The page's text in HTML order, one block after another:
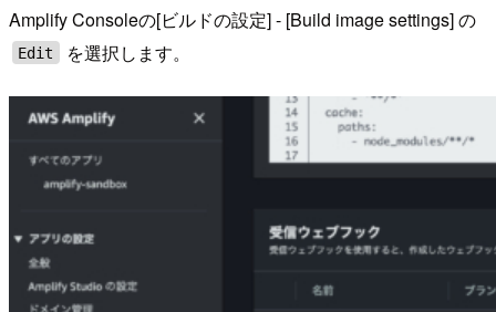
Amplify Consoleの[ビルドの設定] - [Build image settings] の
Edit を選択します。